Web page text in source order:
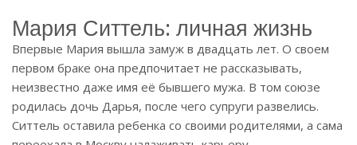
Мария Ситтель: личная жизнь
Впервые Мария вышла замуж в двадцать лет. О своем
первом браке она предпочитает не рассказывать,
неизвестно даже имя её бывшего мужа. В том союзе
родилась дочь Дарья, после чего супруги развелись.
Ситтель оставила ребенка со своими родителями, а сама